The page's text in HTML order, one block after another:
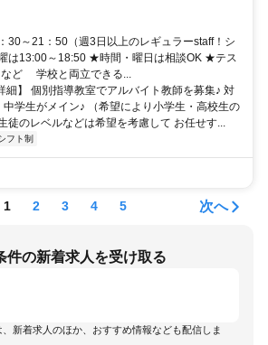
30～21：50（週3日以上のレギュラーstaff！シ
は13:00～18:50 ★時間・曜日は相談OK ★テス
など 学校と両立できる...
細】 個別指導教室でアルバイト教師を募集♪ 対
学生がメイン♪ （希望により小学生・高校生の
徒のレベルなどは希望を考慮して お任せす...
フト制
1 2 3 4 5 次へ
件の新着求人を受け取る
、新着求人のほか、おすすめ情報なども配信しま